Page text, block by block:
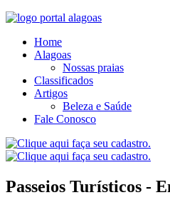
Home
Alagoas
Nossas praias
Classificados
Artigos
Beleza e Saúde
Fale Conosco
Passeios Turísticos -